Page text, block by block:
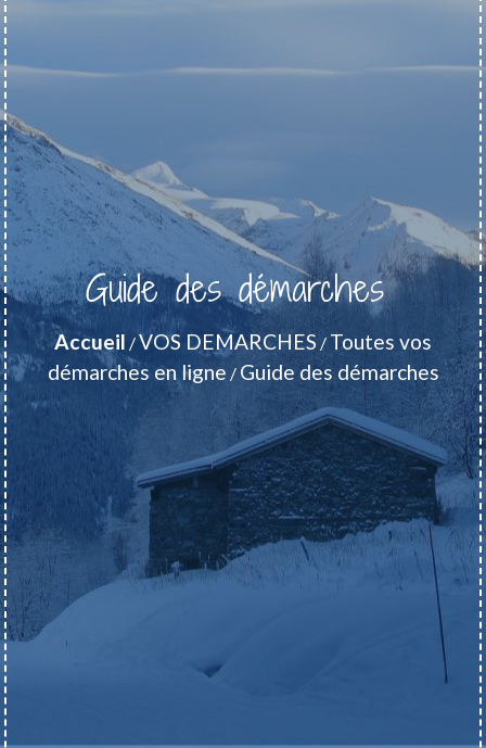
Guide des démarches
Accueil /VOS DEMARCHES / Toutes vos
démarches en ligne / Guide des démarches